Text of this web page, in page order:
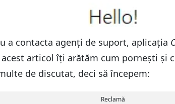
a contacta agenți de suport, aplicația
articol îți arătăm cum pornești și
de discutat, deci să începem:
Reclamă